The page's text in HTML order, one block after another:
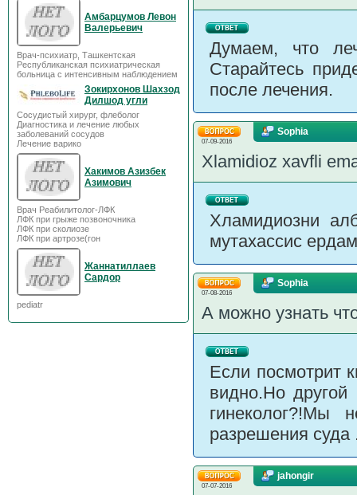
Амбарцумов Левон
Валерьевич
Врач-психиатр, Ташкентская
Республиканская психиатрическая
больница с интенсивным наблюдением
Зокирхонов Шахзод
Дилшод угли
Сосудистый хирург, флеболог
Диагностика и лечение любых
заболеваний сосудов
Лечение варико
Хакимов Азизбек
Азимович
Врач Реабилитолог-ЛФК
ЛФК при грыже позвоночника
ЛФК при сколиозе
ЛФК при артрозе(гон
Жаннатиллаев
Сардор
pediatr
Думаем, что
Старайтесь
после лечения.
07-09-2016
Sophia
Xlamidioz xavfli
Хламидиозни
мутахассис
07-08-2016
Sophia
А можно узнать
Если посмотрит
видно.Но другой
гинеколог?!Мы
разрешения суда
07-07-2016
jahongir